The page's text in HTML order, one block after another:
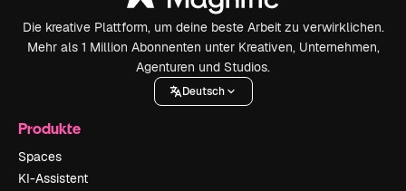
Die kreative Plattform, um deine beste Arbeit zu verwirklichen.
Mehr als 1 Million Abonnenten unter Kreativen, Unternehmen,
Agenturen und Studios.
Deutsch
Produkte
Spaces
KI-Assistent